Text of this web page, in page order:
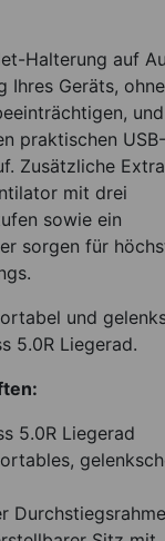
Halterung auf
Ihres Geräts,
praktischen USB-
Zusätzliche
mit drei
sowie ein
sorgen für
und
5.0R Liegerad.
5.0R Liegerad